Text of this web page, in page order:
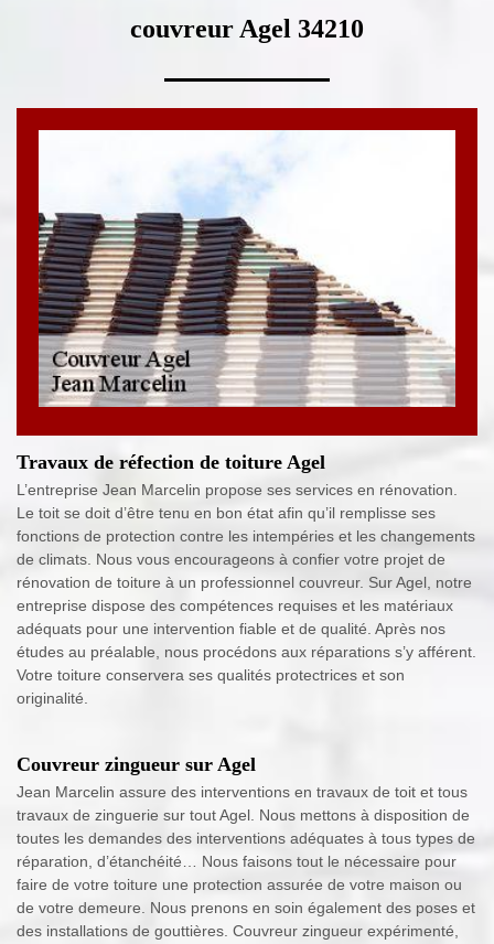
couvreur Agel 34210
Travaux de réfection de toiture Agel
L’entreprise Jean Marcelin propose ses services en rénovation.
Le toit se doit d’être tenu en bon état afin qu’il remplisse ses
fonctions de protection contre les intempéries et les changements
de climats. Nous vous encourageons à confier votre projet de
rénovation de toiture à un professionnel couvreur. Sur Agel, notre
entreprise dispose des compétences requises et les matériaux
adéquats pour une intervention fiable et de qualité. Après nos
études au préalable, nous procédons aux réparations s’y afférent.
Votre toiture conservera ses qualités protectrices et son
originalité.
Couvreur zingueur sur Agel
Jean Marcelin assure des interventions en travaux de toit et tous
travaux de zinguerie sur tout Agel. Nous mettons à disposition de
toutes les demandes des interventions adéquates à tous types de
réparation, d’étanchéité… Nous faisons tout le nécessaire pour
faire de votre toiture une protection assurée de votre maison ou
de votre demeure. Nous prenons en soin également des poses et
des installations de gouttières. Couvreur zingueur expérimenté,